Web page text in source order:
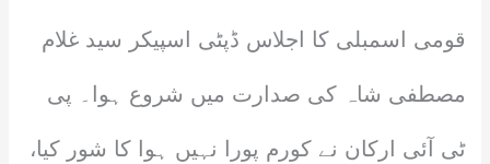
قومی اسمبلی کا اجلاس ڈپٹی اسپیکر سید غلام
مصطفی شاہ کی صدارت میں شروع ہوا۔ پی
ٹی آئی ارکان نے کورم پورا نہیں ہوا کا شور کیا،